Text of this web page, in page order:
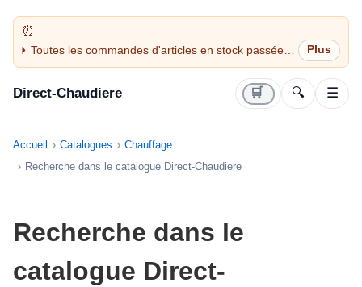
Toutes les commandes d'articles en stock passées
avant 14H sont expédiées le jour même (jours
Direct-Chaudiere 🛒 🔍 ☰
Accueil Catalogues
Chauffage
Recherche dans le catalogue Direct-Chaudiere
Recherche dans le
catalogue Direct-